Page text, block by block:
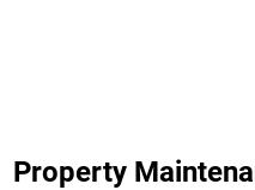
Property